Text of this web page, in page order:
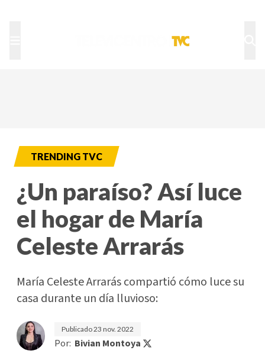
TRENDING TVC
¿Un paraíso? Así luce
el hogar de María
Celeste Arrarás
María Celeste Arrarás compartió cómo luce su
casa durante un día lluvioso:
Publicado23 nov. 2022
Por: Bivian Montoya